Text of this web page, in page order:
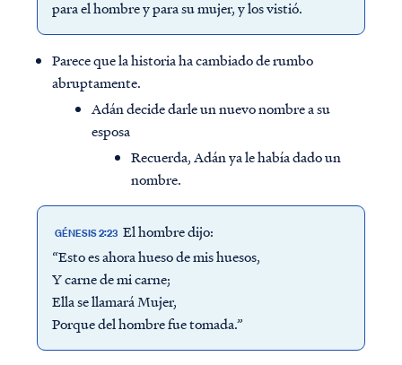
para el hombre y para su mujer, y los vistió.
Parece que la historia ha cambiado de rumbo
abruptamente.
Adán decide darle un nuevo nombre a su
esposa
Recuerda, Adán ya le había dado un
nombre.
GÉNESIS 2:23 El hombre dijo:
“Esto es ahora hueso de mis huesos,
Y carne de mi carne;
Ella se llamará Mujer,
Porque del hombre fue tomada.”